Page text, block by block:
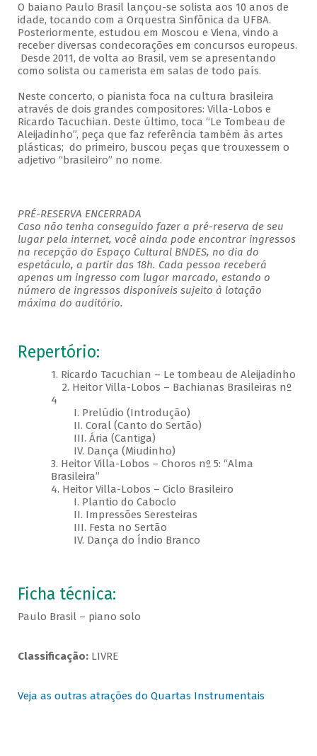
O baiano Paulo Brasil lançou-se solista aos 10 anos de
idade, tocando com a Orquestra Sinfônica da UFBA.
Posteriormente, estudou em Moscou e Viena, vindo a
receber diversas condecorações em concursos europeus.
Desde 2011, de volta ao Brasil, vem se apresentando
como solista ou camerista em salas de todo país.
Neste concerto, o pianista foca na cultura brasileira
através de dois grandes compositores: Villa-Lobos e
Ricardo Tacuchian. Deste último, toca “Le Tombeau de
Aleijadinho”, peça que faz referência também às artes
plásticas; do primeiro, buscou peças que trouxessem o
adjetivo “brasileiro” no nome.
PRÉ-RESERVA ENCERRADA
Caso não tenha conseguido fazer a pré-reserva de seu
lugar pela internet, você ainda pode encontrar ingressos
na recepção do Espaço Cultural BNDES, no dia do
espetáculo, a partir das 18h. Cada pessoa receberá
apenas um ingresso com lugar marcado, estando o
número de ingressos disponíveis sujeito à lotação
máxima do auditório.
Repertório:
1. Ricardo Tacuchian – Le tombeau de Aleijadinho
2. Heitor Villa-Lobos – Bachianas Brasileiras nº
4
I. Prelúdio (Introdução)
II. Coral (Canto do Sertão)
III. Ária (Cantiga)
IV. Dança (Miudinho)
3. Heitor Villa-Lobos – Choros nº 5: “Alma
Brasileira”
4. Heitor Villa-Lobos – Ciclo Brasileiro
I. Plantio do Caboclo
II. Impressões Seresteiras
III. Festa no Sertão
IV. Dança do Índio Branco
Ficha técnica:
Paulo Brasil – piano solo
Classificação:LIVRE
Veja as outras atrações do Quartas Instrumentais